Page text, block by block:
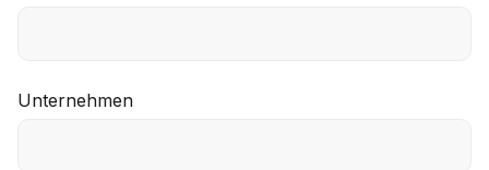
Unternehmen